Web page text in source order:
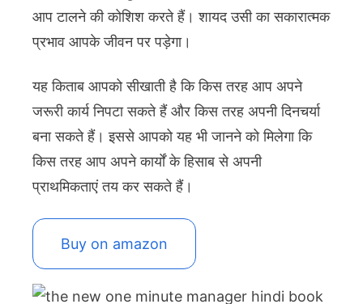
आप टालने की कोशिश करते हैं। शायद उसी का सकारात्मक
प्रभाव आपके जीवन पर पड़ेगा।
यह किताब आपको सीखाती है कि किस तरह आप अपने
जरूरी कार्य निपटा सकते हैं और किस तरह अपनी दिनचर्या
बना सकते हैं। इससे आपको यह भी जानने को मिलेगा कि
किस तरह आप अपने कार्यों के हिसाब से अपनी
प्राथमिकताएं तय कर सकते हैं।
Buy on amazon